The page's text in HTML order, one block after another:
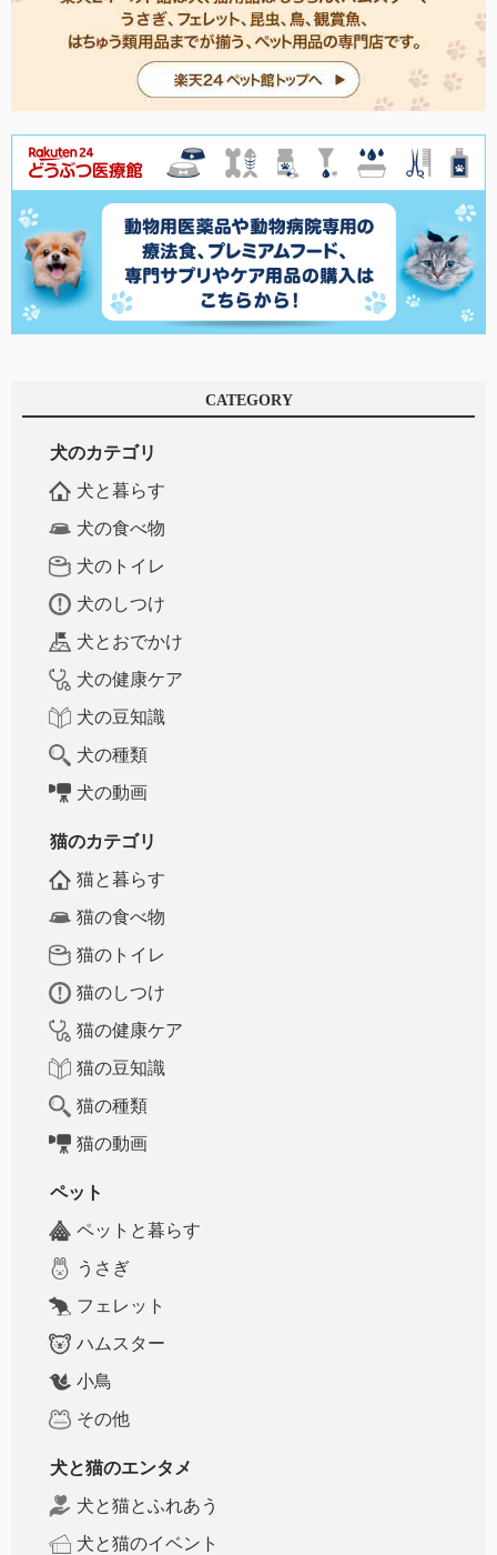
CATEGORY
犬のカテゴリ
犬と暮らす
犬の食べ物
犬のトイレ
犬のしつけ
犬とおでかけ
犬の健康ケア
犬の豆知識
犬の種類
犬の動画
猫のカテゴリ
猫と暮らす
猫の食べ物
猫のトイレ
猫のしつけ
猫の健康ケア
猫の豆知識
猫の種類
猫の動画
ペット
ペットと暮らす
うさぎ
フェレット
ハムスター
小鳥
その他
犬と猫のエンタメ
犬と猫とふれあう
犬と猫のイベント